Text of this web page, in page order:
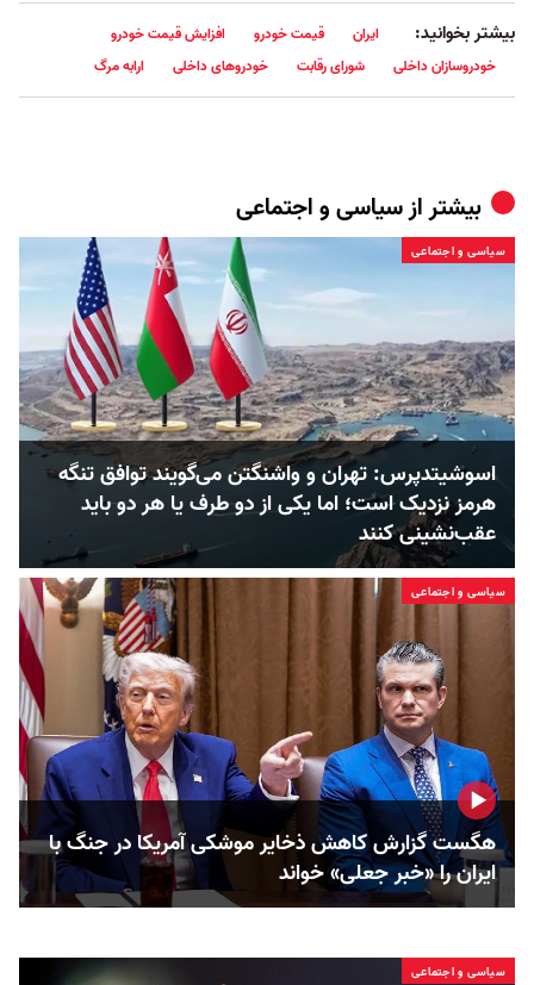
بیشتر بخوانید: ایران قیمت خودرو
افزایش قیمت خودرو
خودروسازان داخلی
شورای رقابت خودروهای داخلی ارابه مرگ
بیشتر ازسیاسی و اجتماعی
سیاسی و اجتماعی
اسوشیتدپرس: تهران و واشنگتن می‌گویند توافق تنگه
هرمز نزدیک است؛ اما یکی از دو طرف یا هر دو باید
عقب‌نشینی کنند
سیاسی و اجتماعی
هگست گزارش کاهش ذخایر موشکی آمریکا در جنگ با
ایران را «خبر جعلی» خواند
سیاسی و اجتماعی